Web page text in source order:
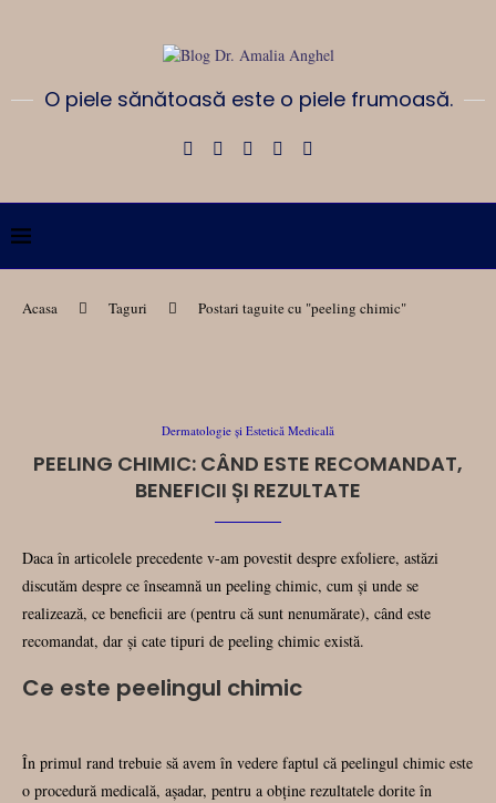
O piele sănătoasă este o piele frumoasă.
Acasa Taguri Postari taguite cu "peeling chimic"
Dermatologie și Estetică Medicală
PEELING CHIMIC: CÂND ESTE RECOMANDAT,
BENEFICII ȘI REZULTATE
Daca în articolele precedente v-am povestit despre exfoliere, astăzi
discutăm despre ce înseamnă un peeling chimic, cum și unde se
realizează, ce beneficii are (pentru că sunt nenumărate), când este
recomandat, dar și cate tipuri de peeling chimic există.
Ce este peelingul chimic
În primul rand trebuie să avem în vedere faptul că peelingul chimic este
o procedură medicală, așadar, pentru a obține rezultatele dorite în